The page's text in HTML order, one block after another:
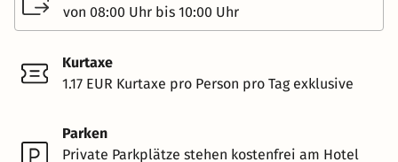
von 08:00 Uhr bis 10:00 Uhr
Kurtaxe
1.17 EUR Kurtaxe pro Person pro Tag exklusive
Parken
Private Parkplätze stehen kostenfrei am Hotel